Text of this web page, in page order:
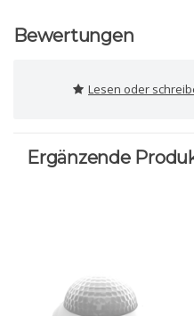
Bewertungen
Lesen oder
Ergänzende